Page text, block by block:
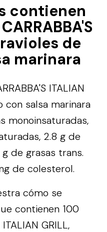
contienen
ravioles de
marinara
ITALIAN
con salsa marinara
monoinsaturadas,
2.8 g de
de grasas trans.
de colesterol.
cómo se
contienen 100
GRILL,